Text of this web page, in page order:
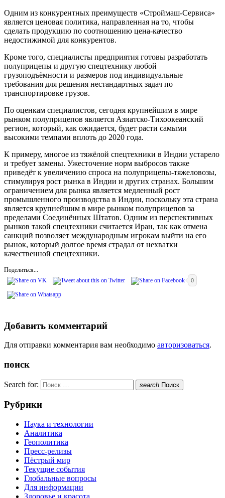
Одним из конкурентных преимуществ «Строймаш-Сервиса»
является ценовая политика, направленная на то, чтобы
сделать продукцию по соотношению цена-качество
недостижимой для конкурентов.
Кроме того, специалисты предприятия готовы разработать
полуприцепы и другую спецтехнику любой
грузоподъёмности и размеров под индивидуальные
требования для решения нестандартных задач по
транспортировке грузов.
По оценкам специалистов, сегодня крупнейшим в мире
рынком полуприцепов является Азиатско-Тихоокеанский
регион, который, как ожидается, будет расти самыми
высокими темпами вплоть до 2020 года.
К примеру, многое из тяжёлой спецтехники в Индии устарело
и требует замены. Ужесточение норм выбросов также
приведёт к увеличению спроса на полуприцепы-тяжеловозы,
стимулируя рост рынка в Индии и других странах. Большим
ограничением для рынка является медленный рост
промышленного производства в Индии, поскольку эта страна
является крупнейшим в мире рынком полуприцепов за
пределами Соединённых Штатов. Одним из перспективных
рынков такой спецтехники считается Иран, так как отмена
санкций позволяет международным игрокам выйти на его
рынок, который долгое время страдал от нехватки
качественной спецтехники.
Поделиться...
0
Добавить комментарий
Для отправки комментария вам необходимо авторизоваться.
поиск
Search for: search Поиск
Рубрики
Наука и технологии
Аналитика
Геополитика
Пресс-релизы
Пёстрый мир
Текущие события
Глобальные вопросы
Для информации